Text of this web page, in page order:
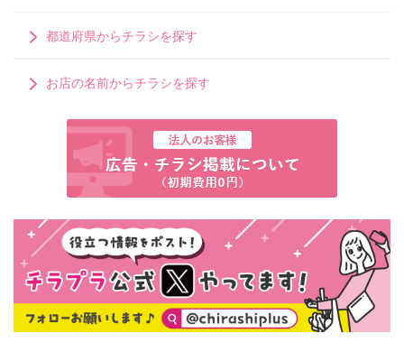
都道府県からチラシを探す
お店の名前からチラシを探す